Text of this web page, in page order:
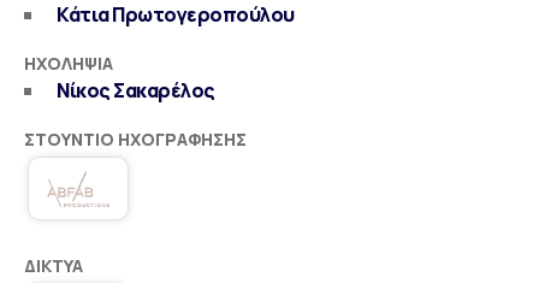
Κάτια Πρωτογεροπούλου
ΗΧΟΛΗΨΊΑ
Νίκος Σακαρέλος
ΣΤΟΎΝΤΙΟ ΗΧΟΓΡΆΦΗΣΗΣ
ΔΊΚΤΥΑ